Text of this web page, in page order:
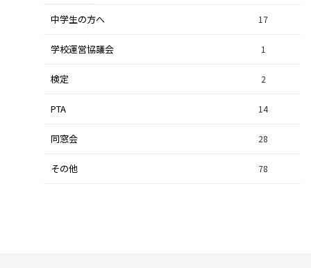
集中研修（スポーツ探究科） 36
集中研修（ビジネス探究科） 56
集中研修（総合探究科） 37
中学生の方へ 17
学校運営協議会 1
検定 2
PTA 14
同窓会 28
その他 78